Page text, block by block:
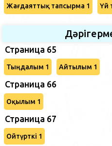
Жағдаяттық тапсырма 1 Үй
Страница 65
Тыңдалым 1 Айтылым 1
Страница 66
Оқылым 1
Страница 67
Ойтүрткі 1